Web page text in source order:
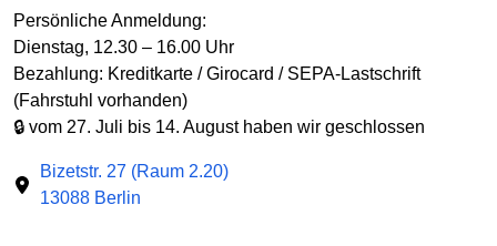
Persönliche Anmeldung:
Dienstag, 12.30 – 16.00 Uhr
Bezahlung: Kreditkarte / Girocard / SEPA-Lastschrift
(Fahrstuhl vorhanden)
🔒 vom 27. Juli bis 14. August haben wir geschlossen
Bizetstr. 27 (Raum 2.20)
13088 Berlin